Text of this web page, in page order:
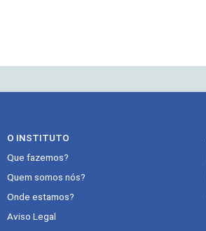
O INSTITUTO
Que fazemos?
Quem somos nós?
Onde estamos?
Aviso Legal